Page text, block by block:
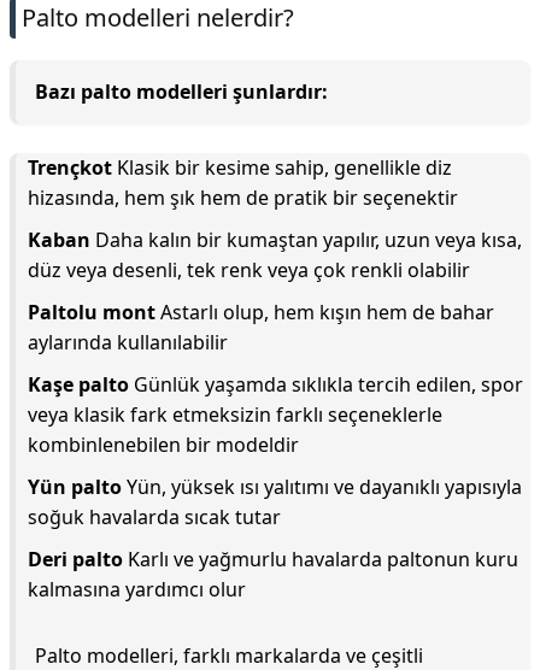
Palto modelleri nelerdir?
Bazı palto modelleri şunlardır:
Trençkot Klasik bir kesime sahip, genellikle diz
hizasında, hem şık hem de pratik bir seçenektir
Kaban Daha kalın bir kumaştan yapılır, uzun veya kısa,
düz veya desenli, tek renk veya çok renkli olabilir
Paltolu montAstarlı olup, hem kışın hem de bahar
aylarında kullanılabilir
Kaşe palto Günlük yaşamda sıklıkla tercih edilen, spor
veya klasik fark etmeksizin farklı seçeneklerle
kombinlenebilen bir modeldir
Yün paltoYün, yüksek ısı yalıtımı ve dayanıklı yapısıyla
soğuk havalarda sıcak tutar
Deri palto Karlı ve yağmurlu havalarda paltonun kuru
kalmasına yardımcı olur
Palto modelleri, farklı markalarda ve çeşitli